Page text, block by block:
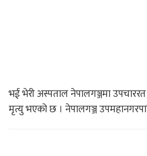
भई भेरी अस्पताल नेपालगञ्जमा उपचाररत
मृत्यु भएको छ । नेपालगञ्ज